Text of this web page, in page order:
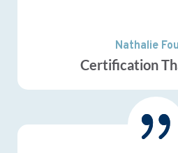
Nathalie
Certification